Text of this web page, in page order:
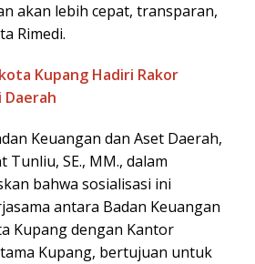
akan lebih cepat, transparan,
Rimedi.
Kupang Hadiri Rakor
Daerah
Keuangan dan Aset Daerah,
Tunliu, SE., MM., dalam
bahwa sosialisasi ini
antara Badan Keuangan
Kupang dengan Kantor
Kupang, bertujuan untuk